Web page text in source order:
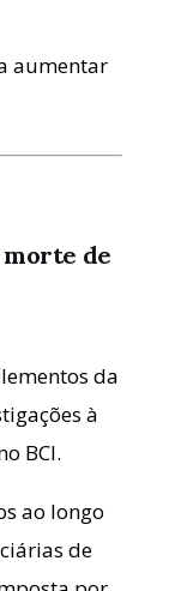
aumentar
de
da
à
BCI.
ao longo
de